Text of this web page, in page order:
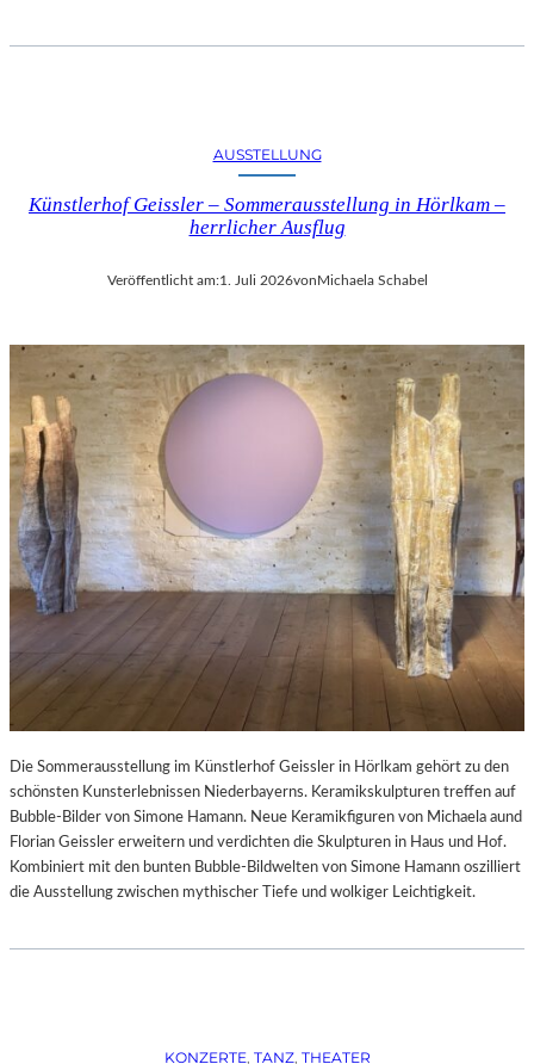
AUSSTELLUNG
Künstlerhof Geissler – Sommerausstellung in Hörlkam –
herrlicher Ausflug
Veröffentlicht am:1. Juli 2026vonMichaela Schabel
Die Sommerausstellung im Künstlerhof Geissler in Hörlkam gehört zu den
schönsten Kunsterlebnissen Niederbayerns. Keramikskulpturen treffen auf
Bubble-Bilder von Simone Hamann. Neue Keramikfiguren von Michaela aund
Florian Geissler erweitern und verdichten die Skulpturen in Haus und Hof.
Kombiniert mit den bunten Bubble-Bildwelten von Simone Hamann oszilliert
die Ausstellung zwischen mythischer Tiefe und wolkiger Leichtigkeit.
KONZERTE, TANZ, THEATER